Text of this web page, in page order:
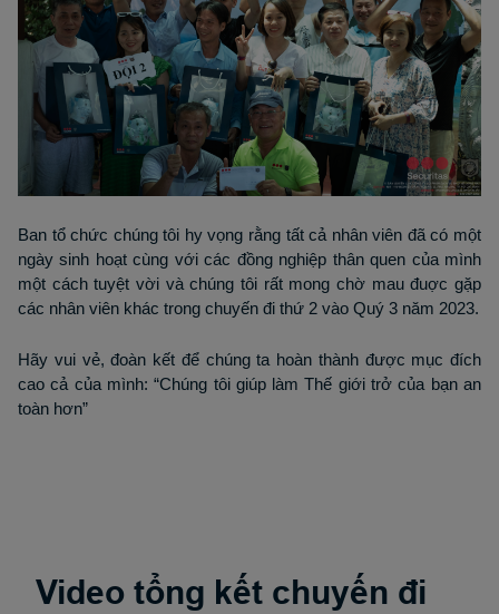
Ban tổ chức chúng tôi hy vọng rằng tất cả nhân viên đã có một
ngày sinh hoạt cùng với các đồng nghiệp thân quen của mình
một cách tuyệt vời và chúng tôi rất mong chờ mau đuợc gặp
các nhân viên khác trong chuyến đi thứ 2 vào Quý 3 năm 2023.
Hãy vui vẻ, đoàn kết để chúng ta hoàn thành được mục đích
cao cả của mình: “Chúng tôi giúp làm Thế giới trở của bạn an
toàn hơn”
Video tổng kết chuyến đi